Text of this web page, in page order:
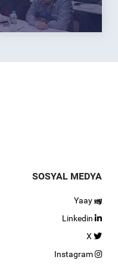
SOSYAL MEDYA
Yaay
Linkedin
X
Instagram